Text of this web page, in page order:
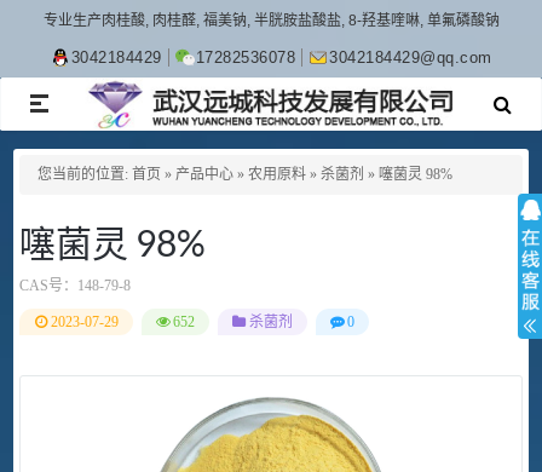
专业生产肉桂酸, 肉桂醛, 福美钠, 半胱胺盐酸盐, 8-羟基喹啉, 单氟磷酸钠
3042184429 17282536078 3042184429@qq.com
TOGGLE
NAVIGATION
您当前的位置: 首页 » 产品中心 » 农用原料 » 杀菌剂 » 噻菌灵 98%
噻菌灵 98%
CAS号： 148-79-8
2023-07-29 652 杀菌剂 0